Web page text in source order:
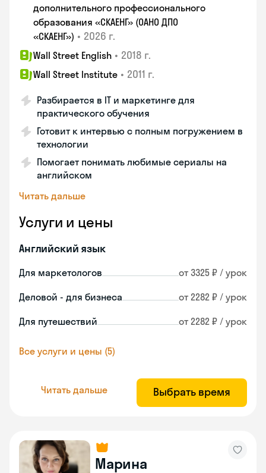
дополнительного профессионального
образования «СКАЕНГ» (ОАНО ДПО
«СКАЕНГ») • 2026 г.
Wall Street English • 2018 г.
Wall Street Institute • 2011 г.
Разбирается в IT и маркетинге для
практического обучения
Готовит к интервью с полным погружением в
технологии
Помогает понимать любимые сериалы на
английском
Читать дальше
Услуги и цены
Английский язык
Для маркетологов от 3325 ₽ / урок
Деловой - для бизнеса от 2282 ₽ / урок
Для путешествий от 2282 ₽ / урок
Все услуги и цены (5)
Читать дальше Выбрать время
Марина